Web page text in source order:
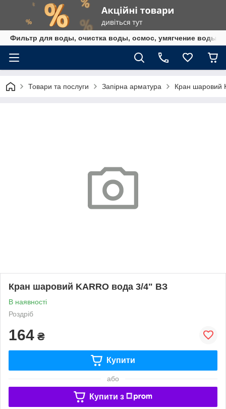
Фильтр для воды, очистка воды, осмос, умягчение воды,
Товари та послуги Запірна арматура Кран шаровий
Кран шаровий KARRO вода 3/4" ВЗ
В наявності
Роздріб
164 ₴
Купити
або
Купити з